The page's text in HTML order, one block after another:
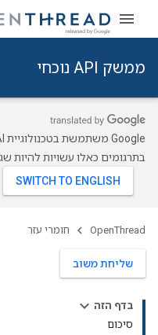
ממשק API נוכחי
בתרגומים כאלו עשויות להיות
OpenThread חומרי עזר
שליחת משוב
בדף הזה
סיכום